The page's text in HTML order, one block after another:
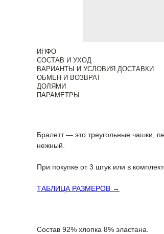
ИНФО
СОСТАВ И УХОД
ВАРИАНТЫ И УСЛОВИЯ ДОСТАВКИ
ОБМЕН И ВОЗВРАТ
ДОЛЯМИ
ПАРАМЕТРЫ
Бралетт — это треугольные чашки,
нежный.
При покупке от 3 штук или в
ТАБЛИЦА РАЗМЕРОВ →
Состав 92% хлопка 8% эластана.